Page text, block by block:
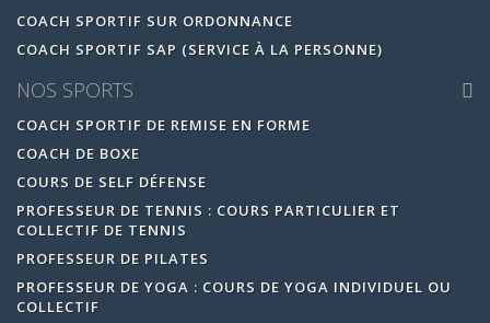
COACH SPORTIF SUR ORDONNANCE
COACH SPORTIF SAP (SERVICE À LA PERSONNE)
NOS SPORTS
COACH SPORTIF DE REMISE EN FORME
COACH DE BOXE
COURS DE SELF DÉFENSE
PROFESSEUR DE TENNIS : COURS PARTICULIER ET
COLLECTIF DE TENNIS
PROFESSEUR DE PILATES
PROFESSEUR DE YOGA : COURS DE YOGA INDIVIDUEL OU
COLLECTIF